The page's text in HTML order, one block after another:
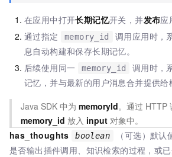
在应用中打开长期记忆开关，并发布应
通过指定
memory_id
调用应用时，
息自动构建和保存长期记忆。
后续使用同一
memory_id
调用时，
记忆，并与最新的用户消息合并提供给
Java SDK 中为 memoryId。通过 HTTP
memory_id 放入 input 对象中。
has_thoughts
boolean （可选）默认
是否输出插件调用、知识检索的过程 ，或